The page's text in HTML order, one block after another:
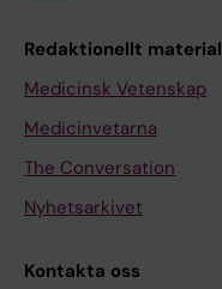
Redaktionellt material
Medicinsk Vetenskap
Medicinvetarna
The Conversation
Nyhetsarkivet
Kontakta oss